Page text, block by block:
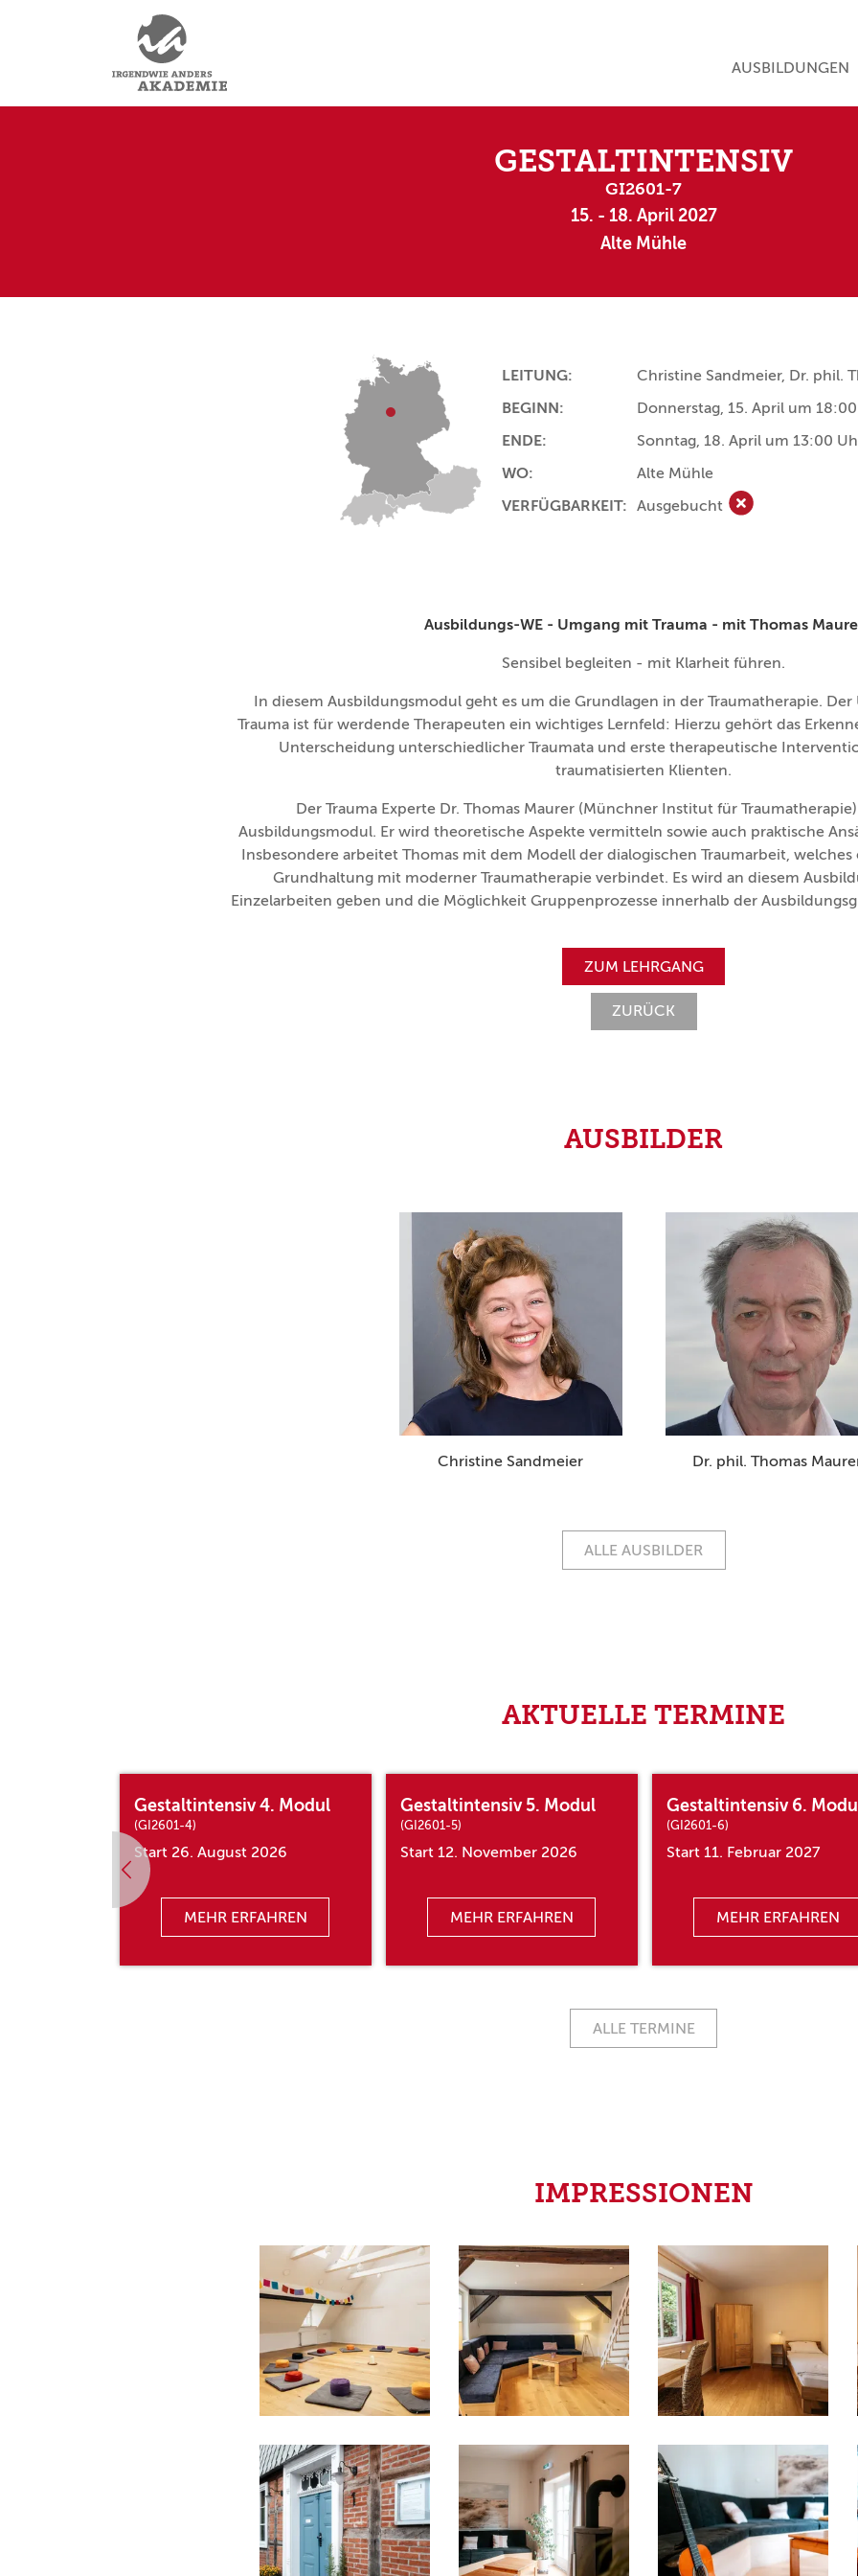
NAVIGATION
AUSBILDUNGEN
GESTALTINTENSIV
GI2601-7
15. - 18. April 2027
Alte Mühle
LEITUNG:
Christine Sandmeier, Dr. phil.
BEGINN:
Donnerstag, 15. April um
ENDE:
Sonntag, 18. April um 13:00
WO:
Alte Mühle
VERFÜGBARKEIT: Ausgebucht Ausgebucht
Ausbildungs-WE - Umgang mit Trauma - mit Thomas
Sensibel begleiten - mit Klarheit führen.
In diesem Ausbildungsmodul geht es um die Grundlagen in der Traumatherapie.
Trauma ist für werdende Therapeuten ein wichtiges Lernfeld: Hierzu gehört das
Unterscheidung unterschiedlicher Traumata und erste therapeutische
traumatisierten Klienten.
Der Trauma Experte Dr. Thomas Maurer (Münchner Institut für
Ausbildungsmodul. Er wird theoretische Aspekte vermitteln sowie auch praktische
Insbesondere arbeitet Thomas mit dem Modell der dialogischen Traumarbeit,
Grundhaltung mit moderner Traumatherapie verbindet. Es wird an diesem
Einzelarbeiten geben und die Möglichkeit Gruppenprozesse innerhalb der
ZUM LEHRGANG
ZURÜCK
AUSBILDER
Christine Sandmeier Dr. phil. Thomas
ALLE AUSBILDER
AKTUELLE TERMINE
Gestaltintensiv 4. Modul
(GI2601-4)
Start 26. August 2026
MEHR ERFAHREN
Gestaltintensiv 5. Modul
(GI2601-5)
Start 12. November 2026
MEHR ERFAHREN
Gestaltintensiv 6.
(GI2601-6)
Start 11. Februar 2027
MEHR ERFAHREN
ALLE TERMINE
IMPRESSIONEN